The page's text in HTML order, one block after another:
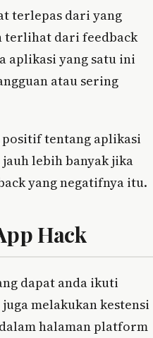
terlepas dari yang
terlihat dari feedback
aplikasi yang satu ini
atau sering
tentang aplikasi
lebih banyak jika
yang negatifnya itu.
Hack
dapat anda ikuti
melakukan kestensi
halaman platform